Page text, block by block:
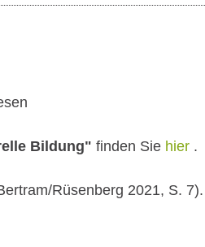
Bildung" finden Sie hier .
Rüsenberg 2021, S.